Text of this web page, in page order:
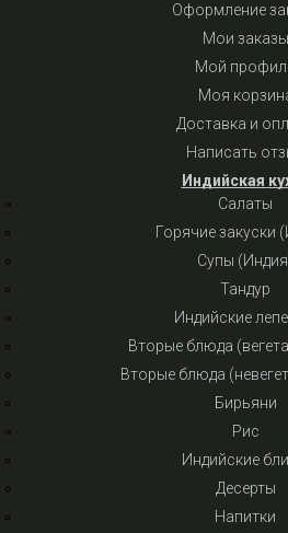
Оформление
Мои заказы
Мой
Моя
Доставка и
Написать
Салаты
Горячие закуски
Супы
Тандур
Индийские
Вторые блюда
Вторые блюда
Бирьяни
Рис
Индийские
Десерты
Напитки